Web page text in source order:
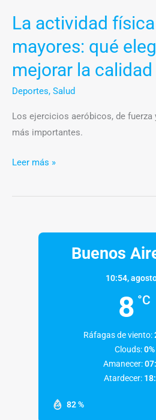
La actividad
mayores: qué
mejorar la
Deportes, Salud
Los ejercicios aeróbicos, de
más importantes.
vida
Leer más »
Buenos
10:54,
8 °C
82 %
Ráfagas de viento:
Clouds: 0%
Amanecer:
Atardecer: